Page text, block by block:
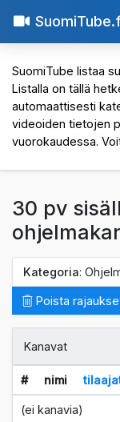
SuomiTube listaa
Listalla on tällä
automaattisesti
videoiden tietojen
vuorokaudessa.
30 pv
Kategoria:
Poista
Kanavat
# nimi
(ei kanavia)